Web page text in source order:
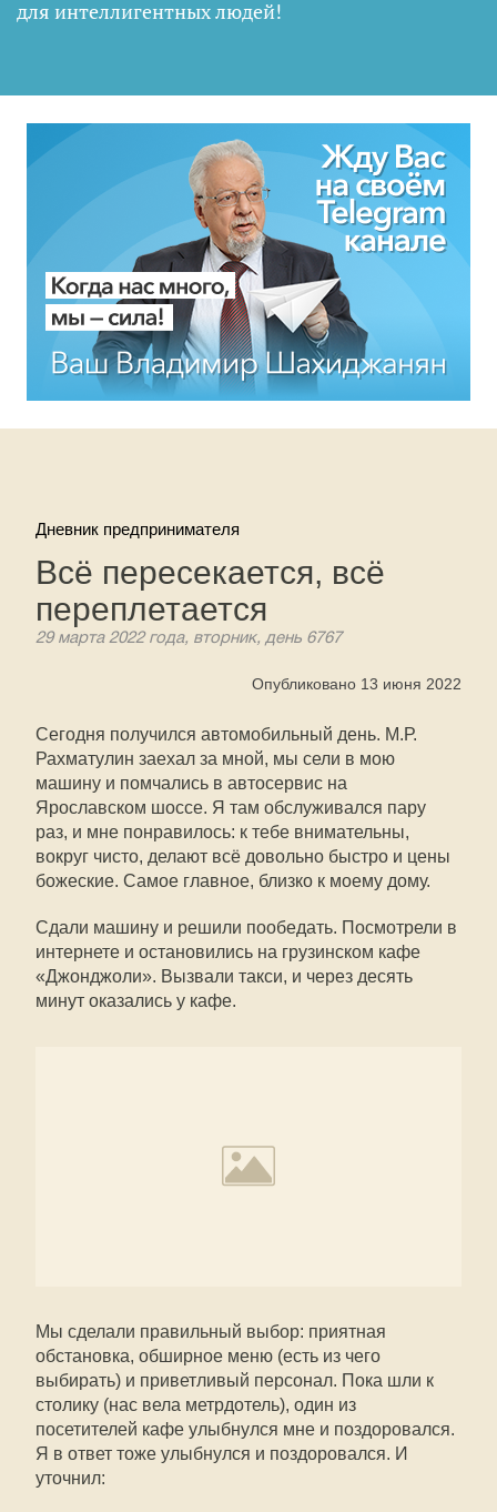
для интеллигентных людей!
Дневник предпринимателя
Всё пересекается, всё
переплетается
29 марта 2022 года, вторник, день 6767
Опубликовано 13 июня 2022
Сегодня получился автомобильный день. М.Р.
Рахматулин заехал за мной, мы сели в мою
машину и помчались в автосервис на
Ярославском шоссе. Я там обслуживался пару
раз, и мне понравилось: к тебе внимательны,
вокруг чисто, делают всё довольно быстро и цены
божеские. Самое главное, близко к моему дому.
Сдали машину и решили пообедать. Посмотрели в
интернете и остановились на грузинском кафе
«Джонджоли». Вызвали такси, и через десять
минут оказались у кафе.
Мы сделали правильный выбор: приятная
обстановка, обширное меню (есть из чего
выбирать) и приветливый персонал. Пока шли к
столику (нас вела метрдотель), один из
посетителей кафе улыбнулся мне и поздоровался.
Я в ответ тоже улыбнулся и поздоровался. И
уточнил: